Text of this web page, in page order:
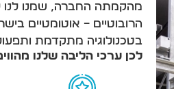
מהקמתה החברה, שמנו לנו
הרובוטיים – אוטומטיים
בטכנולוגיה מתקדמת
לכן ערכי הליבה שלנו